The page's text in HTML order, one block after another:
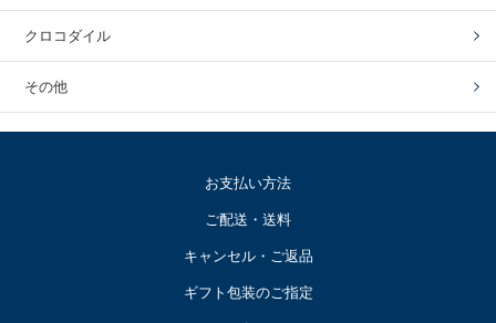
クロコダイル
その他
お支払い方法
ご配送・送料
キャンセル・ご返品
ギフト包装のご指定